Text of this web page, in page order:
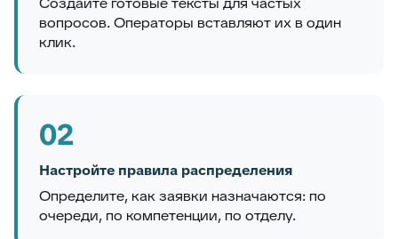
вопросов. Операторы вставляют их в один
клик.
02
Настройте правила распределения
Определите, как заявки назначаются: по
очереди, по компетенции, по отделу.